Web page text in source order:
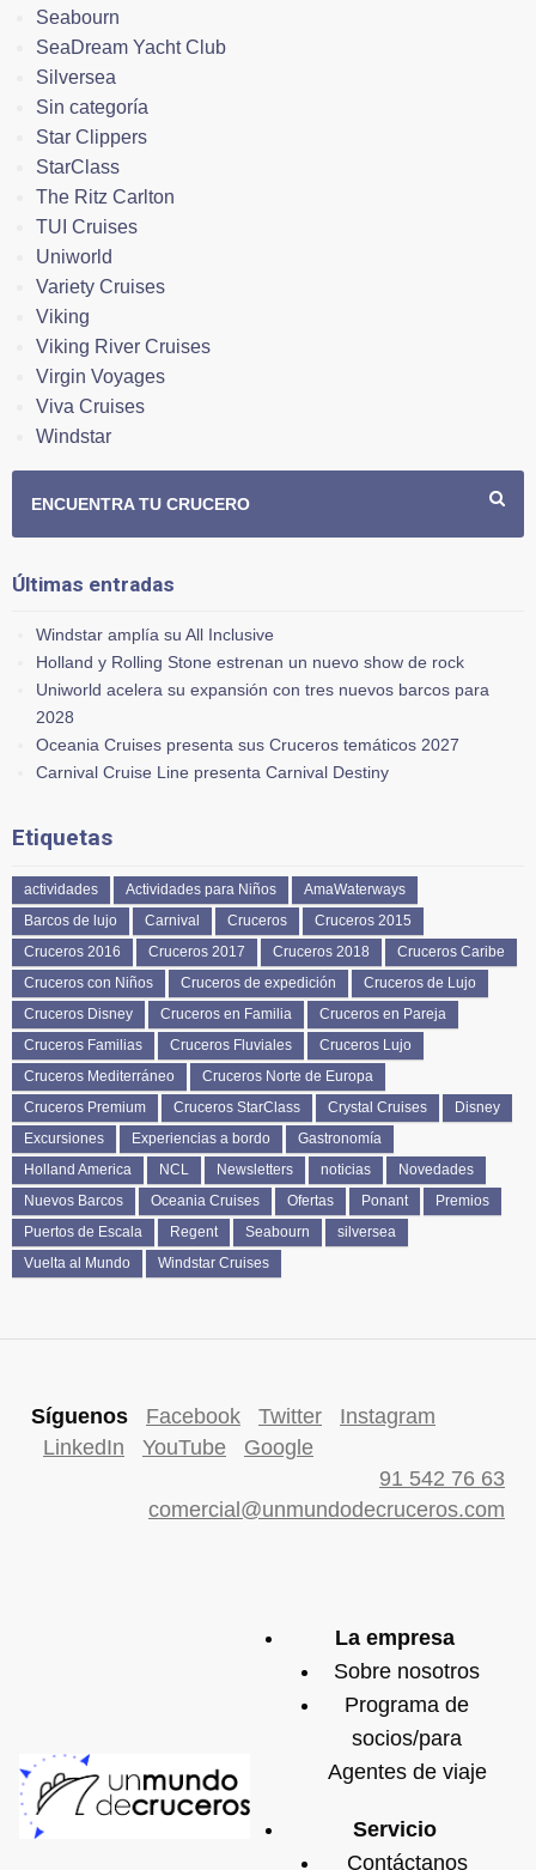
Seabourn
SeaDream Yacht Club
Silversea
Sin categoría
Star Clippers
StarClass
The Ritz Carlton
TUI Cruises
Uniworld
Variety Cruises
Viking
Viking River Cruises
Virgin Voyages
Viva Cruises
Windstar
ENCUENTRA TU CRUCERO
Últimas entradas
Windstar amplía su All Inclusive
Holland y Rolling Stone estrenan un nuevo show de rock
Uniworld acelera su expansión con tres nuevos barcos para
2028
Oceania Cruises presenta sus Cruceros temáticos 2027
Carnival Cruise Line presenta Carnival Destiny
Etiquetas
actividades Actividades para Niños
AmaWaterways
Barcos de lujo
Carnival Cruceros
Cruceros 2015
Cruceros 2016
Cruceros 2017 Cruceros 2018
Cruceros Caribe
Cruceros con Niños
Cruceros de expedición
Cruceros de Lujo
Cruceros Disney
Cruceros en Familia
Cruceros en Pareja
Cruceros Familias
Cruceros Fluviales
Cruceros Lujo
Cruceros Mediterráneo
Cruceros Norte de Europa
Cruceros Premium
Cruceros StarClass Crystal Cruises
Disney
Excursiones
Experiencias a bordo
Gastronomía
Holland America
NCL Newsletters noticias
Novedades
Nuevos Barcos
Oceania Cruises Ofertas Ponant
Premios
Puertos de Escala
Regent Seabourn
silversea
Vuelta al Mundo
Windstar Cruises
Síguenos Facebook Twitter
Instagram
LinkedIn
YouTube
Google
91 542 76 63
comercial@unmundodecruceros.com
La empresa
Sobre nosotros
Programa de
socios/para
Agentes de viaje
Servicio
Contáctanos